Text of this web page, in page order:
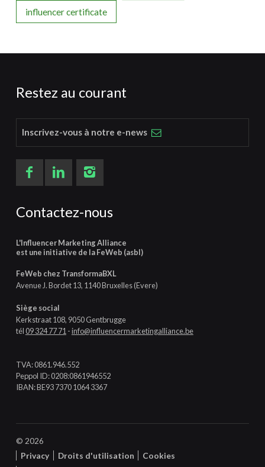
influencer certificate
Restez au courant
Inscrivez-vous à notre e-news
Contactez-nous
L'Influencer Marketing Alliance
est une initiative de la FeWeb (asbl)
FeWeb chez TransformaBXL
Avenue J. Bordet 13, 1140 Bruxelles (Evere)
Siège social
Kerkstraat 108, 9050 Gentbrugge
tél09 324 77 71 -info@influencermarketingalliance.be
TVA: 0861.946.552
Peppol ID: 0208:0861946552
IBAN: BE93 7370 1064 3367
© 2026
Privacy
Droits d'utilisation
Cookies